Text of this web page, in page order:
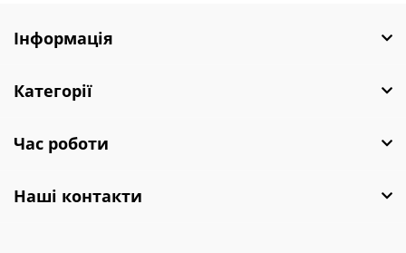
Інформація
Категорії
Час роботи
Наші контакти